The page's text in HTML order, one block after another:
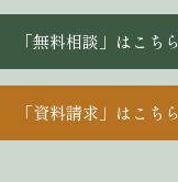
「無料相談」はこちら
「資料請求」はこちら